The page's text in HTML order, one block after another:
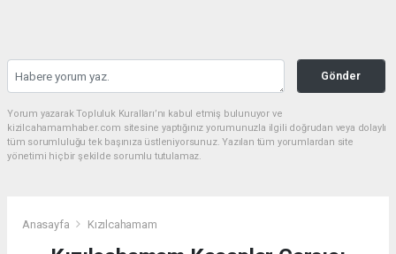
Gönder
Yorum yazarak Topluluk Kuralları’nı kabul etmiş bulunuyor ve
kizilcahamamhaber.com sitesine yaptığınız yorumunuzla ilgili doğrudan veya dolaylı
tüm sorumluluğu tek başınıza üstleniyorsunuz. Yazılan tüm yorumlardan site
yönetimi hiçbir şekilde sorumlu tutulamaz.
Anasayfa Kızılcahamam